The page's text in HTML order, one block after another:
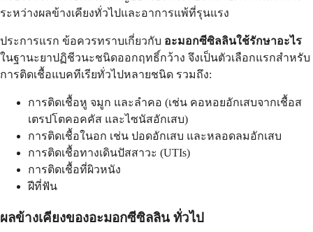
ระหว่างผลข้างเคียงทั่วไปและอาการแพ้ที่รุนแรง
ประการแรก ข้อควรทราบเกี่ยวกับ อะมอกซีซิลลินใช้รักษาอะไร
ในฐานะยาปฏิชีวนะชนิดออกฤทธิ์กว้าง จึงเป็นตัวเลือกแรกสำหรับ
การติดเชื้อแบคทีเรียทั่วไปหลายชนิด รวมถึง:
การติดเชื้อหู จมูก และลำคอ (เช่น คอหอยอักเสบจากเชื้อส
เตรปโตคอคคัส และไซนัสอักเสบ)
การติดเชื้อในอก เช่น ปอดอักเสบ และหลอดลมอักเสบ
การติดเชื้อทางเดินปัสสาวะ (UTIs)
การติดเชื้อที่ผิวหนัง
ฝีที่ฟัน
ผลข้างเคียงของอะมอกซีซิลลิน ทั่วไป